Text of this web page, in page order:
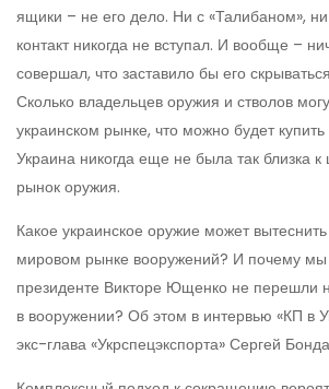
ящики – не его дело. Ни с «Талибаном»,
контакт никогда не вступал. И вообще –
совершал, что заставило бы его
Сколько владельцев оружия и стволов
украинском рынке, что можно будет купить
Украина никогда еще не была так близка к
рынок оружия.
Какое украинское оружие может
мировом рынке вооружений? И почему
президенте Викторе Ющенко не перешли
в вооружении? Об этом в интервью «КП в
экс-глава «Укрспецэкспорта» Сергей